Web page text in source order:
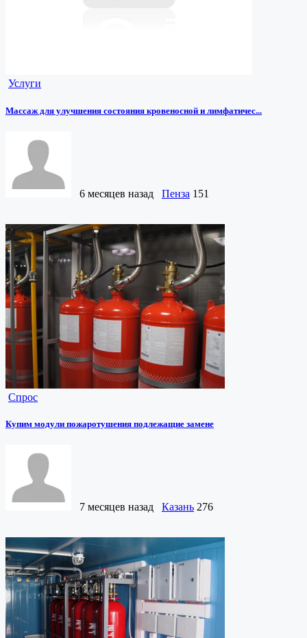
Услуги
Массаж для улучшения состояния кровеносной и лимфатичес...
6 месяцев назад Пенза 151
Спрос
Купим модули пожаротушения подлежащие замене
7 месяцев назад Казань 276